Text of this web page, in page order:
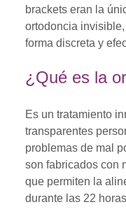
brackets eran la
ortodoncia
forma discreta y
¿Qué es la
Es un tratamiento
transparentes
problemas de mal
son fabricados con
que permiten la
durante las 22